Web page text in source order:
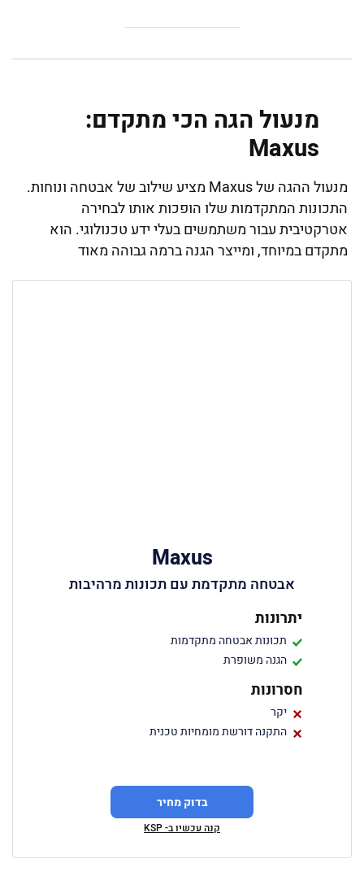
מנעול הגה הכי מתקדם:
Maxus
מנעול ההגה של Maxus מציע שילוב של אבטחה ונוחות.
התכונות המתקדמות שלו הופכות אותו לבחירה
אטרקטיבית עבור משתמשים בעלי ידע טכנולוגי. הוא
מתקדם במיוחד, ומייצר הגנה ברמה גבוהה מאוד
Maxus
אבטחה מתקדמת עם תכונות מרהיבות
יתרונות
תכונות אבטחה מתקדמות
הגנה משופרת
חסרונות
יקר
התקנה דורשת מומחיות טכנית
בדוק מחיר
קנה עכשיו ב- KSP